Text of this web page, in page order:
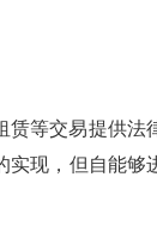
等交易提供
现，但自能